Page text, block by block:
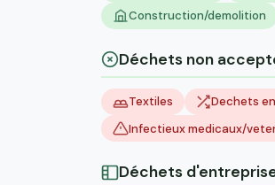
Construction/demolition
Déchets non
Textiles Dechets
Infectieux medicaux/
Déchets